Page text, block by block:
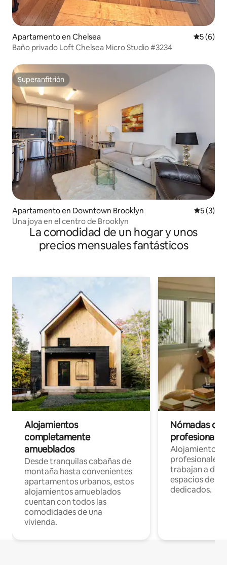
Apartamento en Chelsea
5 (6)
Baño privado Loft Chelsea Micro Studio #3234
Superanfitrión
Superanfitrión
Apartamento en Downtown Brooklyn
5 (3)
Una joya en el centro de Brooklyn
La comodidad de un hogar y unos
precios mensuales fantásticos
Alojamientos
completamente
amueblados
Desde tranquilas cabañas de
montaña hasta convenientes
apartamentos urbanos, estos
alojamientos amueblados
cuentan con todos las
comodidades de una
vivienda.
Nómadas
Alojamientos
profesionales
trabajan a
espacios de
dedicados.